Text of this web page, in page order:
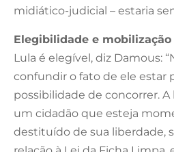
midiático-judicial – estaria
Elegibilidade e
Lula é elegível, diz Damous:
confundir o fato de ele estar
possibilidade de concorrer.
um cidadão que esteja
destituído de sua liberdade,